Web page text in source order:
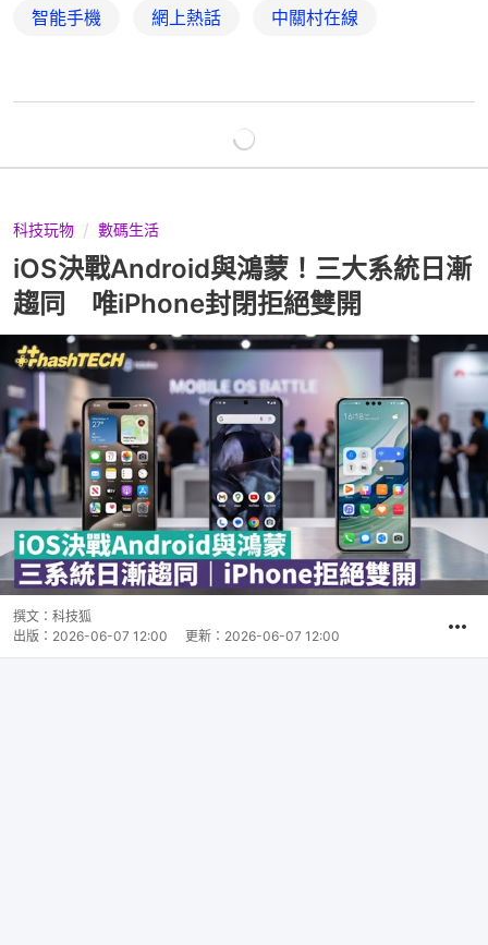
智能手機 網上熱話 中關村在線
科技玩物 數碼生活
iOS決戰Android與鴻蒙！三大系統日漸
趨同 唯iPhone封閉拒絕雙開
撰文： 科技狐
出版： 2026-06-07 12:00 更新： 2026-06-07 12:00